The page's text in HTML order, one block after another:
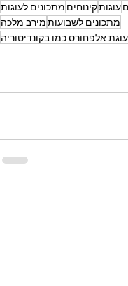
עוגותקינוחים מתכונים לעוגות
מתכונים לשבועותמירב מלכה
עוגת אלפחורס כמו בקונדיטוריה